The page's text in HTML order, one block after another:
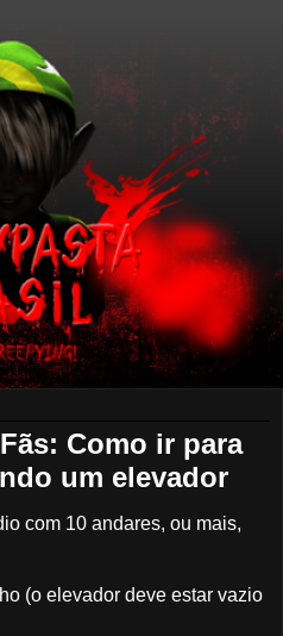
Como ir para
um elevador
com 10 andares, ou mais,
(o elevador deve estar vazio